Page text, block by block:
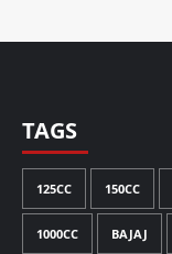
TAGS
125CC 150CC
1000CC BAJAJ